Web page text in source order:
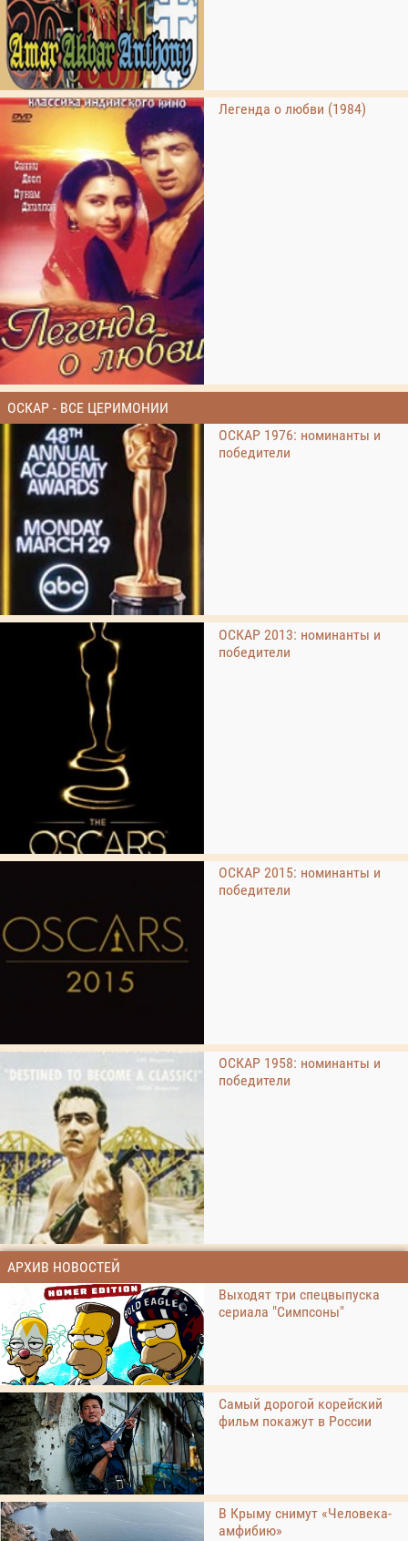
Легенда о любви (1984)
ОСКАР - ВСЕ ЦЕРИМОНИИ
ОСКАР 1976: номинанты и
победители
ОСКАР 2013: номинанты и
победители
ОСКАР 2015: номинанты и
победители
ОСКАР 1958: номинанты и
победители
АРХИВ НОВОСТЕЙ
Выходят три спецвыпуска
сериала "Симпсоны"
Самый дорогой корейский
фильм покажут в России
В Крыму снимут «Человека-
амфибию»